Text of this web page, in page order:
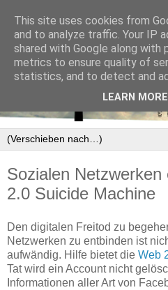
Sozialen
2.0 Suicide Machine
Den digitalen Freitod zu
Netzwerken zu entbinden ist
aufwändig. Hilfe bietet die Web
Tat wird ein Account nicht
Informationen aller Art von
This site uses cookies from
and to analyze traffic. Your IP
shared with Google along with
metrics to ensure quality of
statistics, and to detect and
LEARN MORE